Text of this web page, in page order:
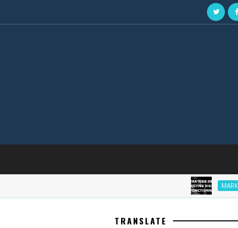
MARKETING
TRANSLATE